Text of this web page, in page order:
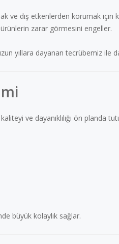
ve dış etkenlerden korumak
zarar görmesini engeller.
yıllara dayanan tecrübemiz ile
ve dayanıklılığı ön planda
büyük kolaylık sağlar.